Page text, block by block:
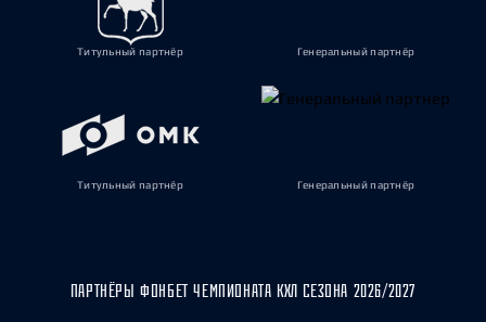
Титульный партнёр Генеральный партнёр
Титульный партнёр Генеральный партнёр
ПАРТНЁРЫ ФОНБЕТ ЧЕМПИОНАТА КХЛ СЕЗОНА 2026/2027